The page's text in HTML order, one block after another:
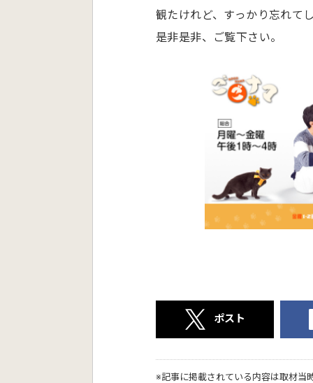
観たけれど、すっかり忘れて
是非是非、ご覧下さい。
ポスト
※記事に掲載されている内容は取材当